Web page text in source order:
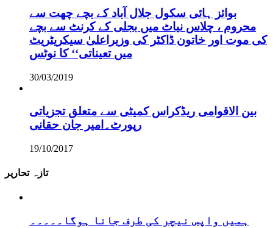
بوائز ہائی سکول جلال آباد کے بچے چھت سے
محروم ، چلاس نیاٹ میں بجلی کے کرنٹ سے بچے
کی موت اور خاتون ڈاکٹر کی وزیراعلیٰ سیکریٹریٹ
میں تعیناتی‘‘ کا نوٹس
30/03/2019
بین الاقوامی ریڈکراس کمیٹی سے متعلق تجزیاتی
رپورٹ۔امیر جان حقانی
19/10/2017
تازہ تحاریر
ہمیں واپس نیچر کی طرف جانا ہوگا۔۔۔۔۔